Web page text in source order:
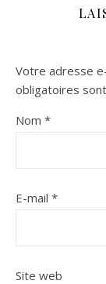
Votre adresse
obligatoires
Nom *
E-mail *
Site web